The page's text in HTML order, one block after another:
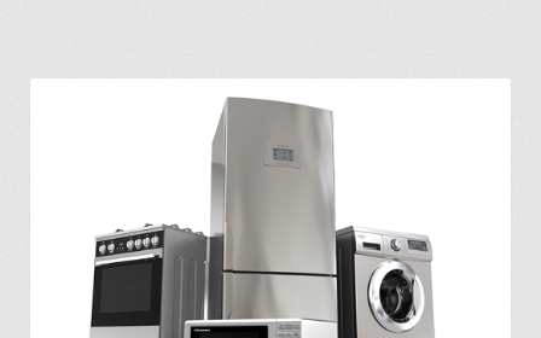
Conditions de Vente et Garantie
Demande de parution
Enquiry Cart
Informations pour la livraison ou la cueillette